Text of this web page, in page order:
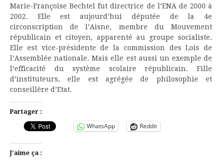
Marie-Françoise Bechtel fut directrice de l’ENA de 2000 à
2002. Elle est aujourd’hui députée de la 4e
circonscription de l’Aisne, membre du Mouvement
républicain et citoyen, apparenté au groupe socialiste.
Elle est vice-présidente de la commission des Lois de
l’Assemblée nationale. Mais elle est aussi un exemple de
l’efficacité du système scolaire républicain. Fille
d’instituteurs, elle est agrégée de philosophie et
conseillère d’Etat.
Partager :
WhatsApp Reddit
J’aime ça :